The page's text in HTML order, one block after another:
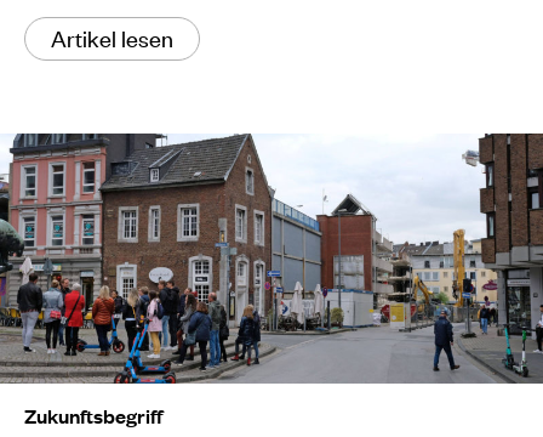
Artikel lesen
Zukunftsbegriff